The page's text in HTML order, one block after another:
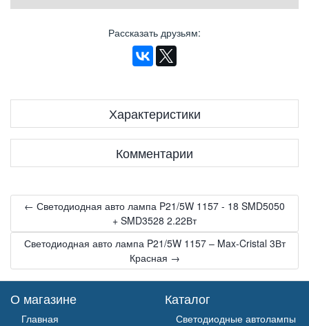
Рассказать друзьям:
Характеристики
Комментарии
← Светодиодная авто лампа P21/5W 1157 - 18 SMD5050
+ SMD3528 2.22Вт
Светодиодная авто лампа P21/5W 1157 – Max-Cristal 3Вт
Красная →
О магазине
Главная
Каталог
Светодиодные автолампы